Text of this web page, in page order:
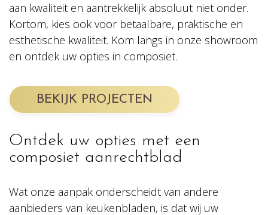
aan kwaliteit en aantrekkelijk absoluut niet onder.
Kortom, kies ook voor betaalbare, praktische en
esthetische kwaliteit. Kom langs in onze showroom
en ontdek uw opties in composiet.
BEKIJK PROJECTEN
Ontdek uw opties met een
composiet aanrechtblad
Wat onze aanpak onderscheidt van andere
aanbieders van keukenbladen, is dat wij uw